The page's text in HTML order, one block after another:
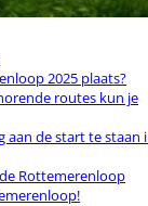
2025 plaats?
routes kun je
aan de start te staan
Rottemerenloop